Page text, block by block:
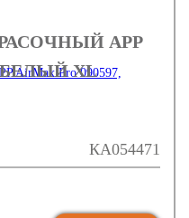
APP
БЕЛЫЙ ХL
КА054471